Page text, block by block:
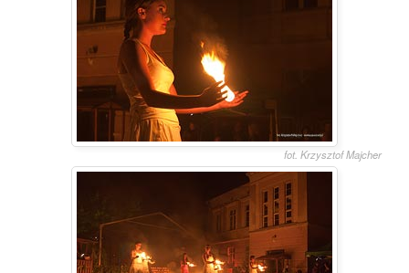
fot. Krzysztof Majcher